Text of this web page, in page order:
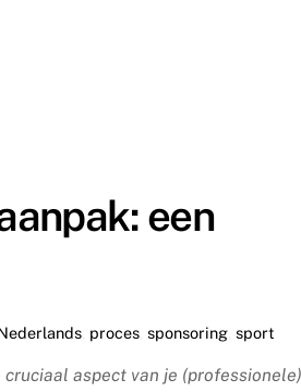
een
proces ,sponsoring ,sport
aspect van je (professionele)